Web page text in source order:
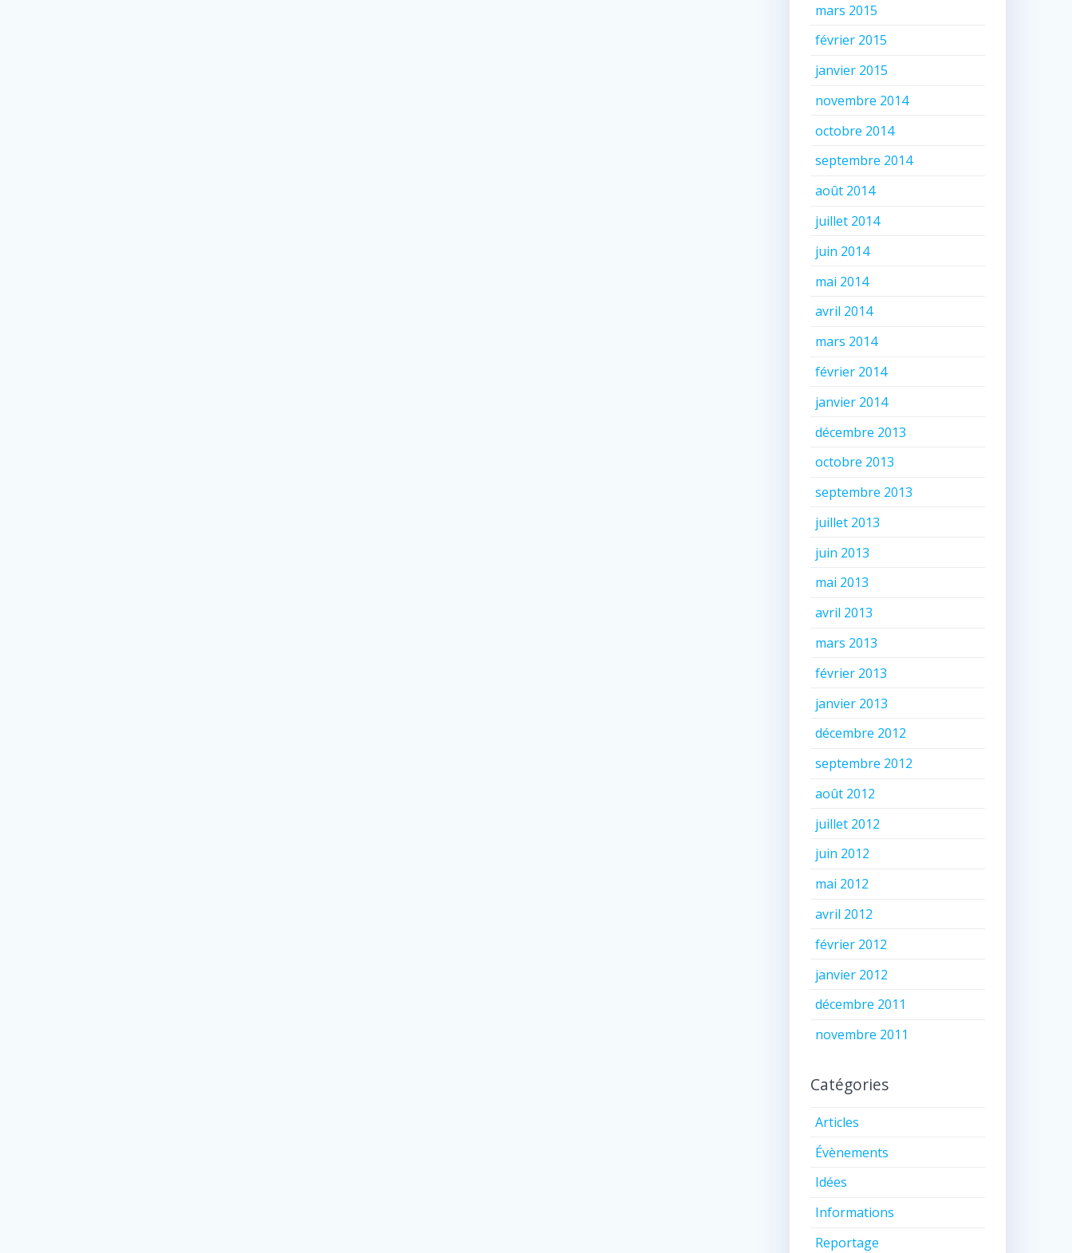
mars 2015
février 2015
janvier 2015
novembre 2014
octobre 2014
septembre 2014
août 2014
juillet 2014
juin 2014
mai 2014
avril 2014
mars 2014
février 2014
janvier 2014
décembre 2013
octobre 2013
septembre 2013
juillet 2013
juin 2013
mai 2013
avril 2013
mars 2013
février 2013
janvier 2013
décembre 2012
septembre 2012
août 2012
juillet 2012
juin 2012
mai 2012
avril 2012
février 2012
janvier 2012
décembre 2011
novembre 2011
Catégories
Articles
Évènements
Idées
Informations
Reportage